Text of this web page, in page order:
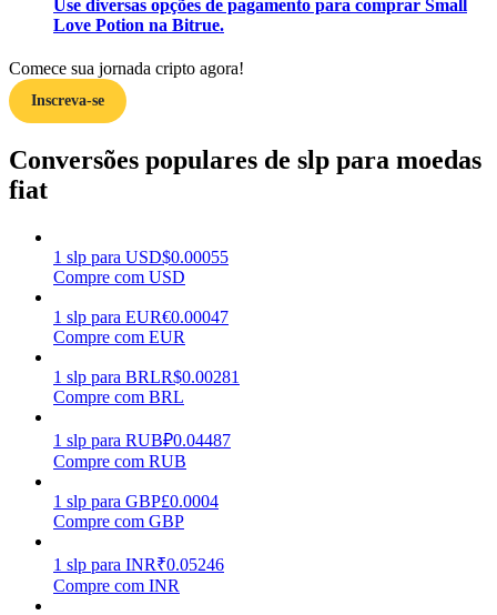
Porquinho poderoso
Ganhe recompensas competitivas diariamente
Estacamento
Altos retornos e acesso instantâneo
Use diversas opções de pagamento para comprar Small
Love Potion na Bitrue.
Comece sua jornada cripto agora!
Inscreva-se
Conversões populares de slp para moedas
fiat
1 slp para USD$0.00055
Compre com USD
1 slp para EUR€0.00047
Compre com EUR
1 slp para BRLR$0.00281
Compre com BRL
1 slp para RUB₽0.04487
Compre com RUB
1 slp para GBP£0.0004
Compre com GBP
1 slp para INR₹0.05246
Compre com INR